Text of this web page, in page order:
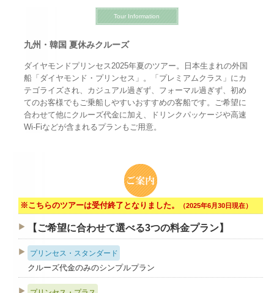
Tour Information
九州・韓国 夏休みクルーズ
ダイヤモンドプリンセス2025年夏のツアー。日本生まれの外国
船「ダイヤモンド・プリンセス」。「プレミアムクラス」にカ
テゴライズされ、カジュアル過ぎず、フォーマル過ぎず、初め
てのお客様でもご乗船しやすいおすすめの客船です。ご希望に
合わせて他にクルーズ代金に加え、ドリンクパッケージや高速
Wi-Fiなどが含まれるプランもご用意。
※こちらのツアーは受付終了となりました。 （2025年6月30日現在）
【ご希望に合わせて選べる3つの料金プラン】
プリンセス・スタンダード
クルーズ代金のみのシンプルプラン